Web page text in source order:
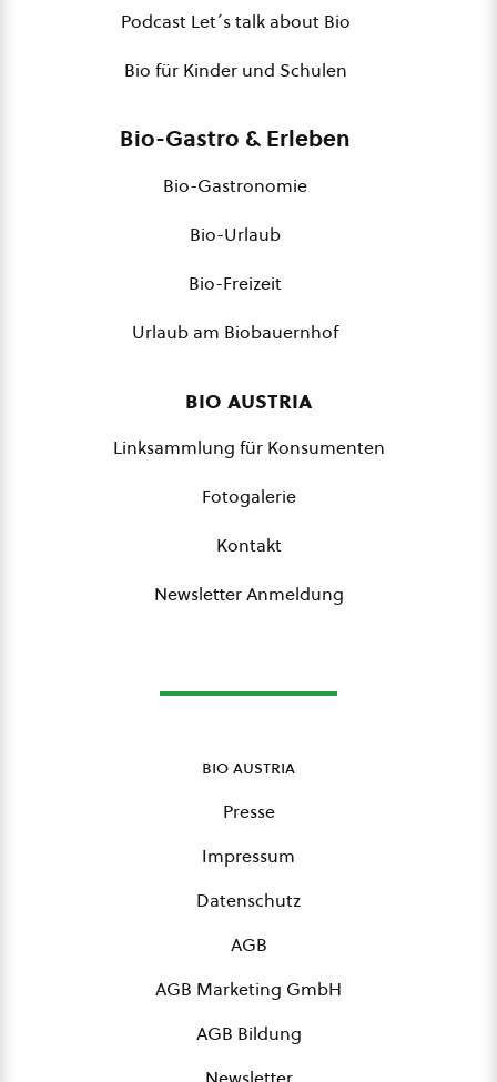
Podcast Let´s talk about Bio
Bio für Kinder und Schulen
Bio-Gastro & Erleben
Bio-Gastronomie
Bio-Urlaub
Bio-Freizeit
Urlaub am Biobauernhof
bio austria
Linksammlung für Konsumenten
Fotogalerie
Kontakt
Newsletter Anmeldung
bio austria
Presse
Impressum
Datenschutz
AGB
AGB Marketing GmbH
AGB Bildung